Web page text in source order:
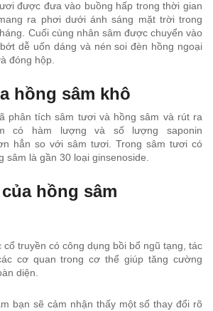
được đưa vào buồng hấp trong thời gian
ra phơi dưới ánh sáng mặt trời trong
Cuối cùng nhân sâm được chuyển vào
dễ uốn dáng và nén soi đèn hồng ngoại
đóng hộp.
hồng sâm khô
phân tích sâm tươi và hồng sâm và rút ra
có hàm lượng và số lượng saponin
hẳn so với sâm tươi. Trong sâm tươi có
sâm là gần 30 loại ginsenoside.
hồng sâm
cổ truyền có công dụng bồi bổ ngũ tạng, tác
cơ quan trong cơ thể giúp tăng cường
diện.
bạn sẽ cảm nhận thấy một số thay đổi rõ